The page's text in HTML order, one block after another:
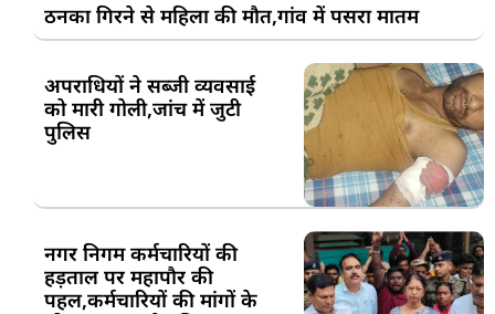
ठनका गिरने से महिला की मौत,गांव में पसरा मातम
अपराधियों ने सब्जी व्यवसाई
को मारी गोली,जांच में जुटी
पुलिस
नगर निगम कर्मचारियों की
हड़ताल पर महापौर की
पहल,कर्मचारियों की मांगों के